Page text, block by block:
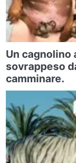
Un cagnolino
sovrappeso
camminare.